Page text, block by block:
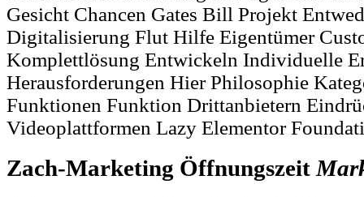
Gesicht Chancen Gates Bill Projekt
Digitalisierung Flut Hilfe Eigentümer
Komplettlösung Entwickeln Individuelle
Herausforderungen Hier Philosophie
Funktionen Funktion Drittanbietern
Videoplattformen Lazy Elementor
Zach-Marketing Öffnungszeit